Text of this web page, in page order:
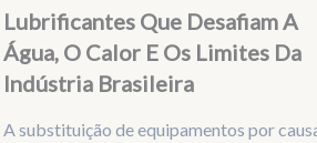
Lubrificantes Que Desafiam A
Água, O Calor E Os Limites Da
Indústria Brasileira
A substituição de equipamentos por